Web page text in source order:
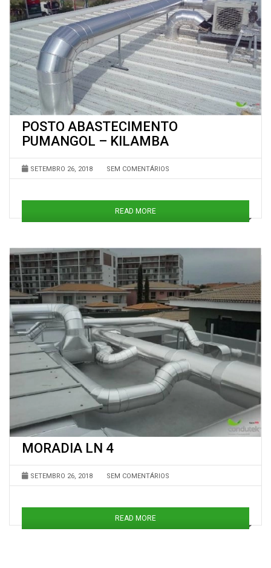
POSTO ABASTECIMENTO
PUMANGOL – KILAMBA
SETEMBRO 26, 2018 SEM COMENTÁRIOS
READ MORE
MORADIA LN 4
SETEMBRO 26, 2018 SEM COMENTÁRIOS
READ MORE